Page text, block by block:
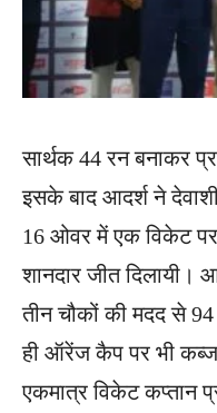
सार्थक 44 रन बनाकर
इसके बाद आदर्श ने
16 ओवर में एक विकेट
शानदार जीत
तीन चौकों की मदद से
ही ऑरेंज कैप पर भी
एकमात्र विकेट कप्तान